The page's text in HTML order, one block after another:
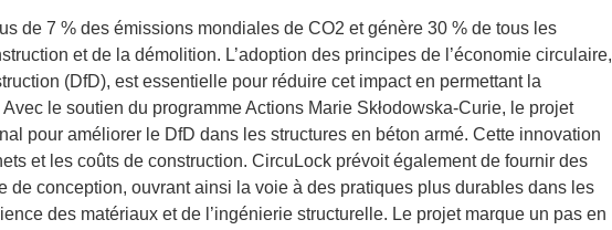
de 7 % des émissions mondiales de CO2 et génère 30 % de tous les
et de la démolition. L’adoption des principes de l’économie circulaire,
(DfD), est essentielle pour réduire cet impact en permettant la
le soutien du programme Actions Marie Skłodowska-Curie, le projet
pour améliorer le DfD dans les structures en béton armé. Cette innovation
et les coûts de construction. CircuLock prévoit également de fournir des
de conception, ouvrant ainsi la voie à des pratiques plus durables dans les
des matériaux et de l’ingénierie structurelle. Le projet marque un pas en